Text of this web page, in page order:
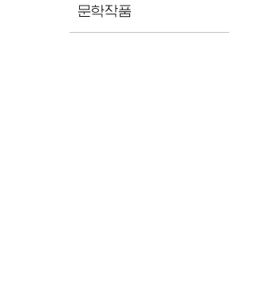
문학작품